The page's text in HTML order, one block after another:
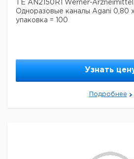
TE AN2150R1 Werner-
Одноразовые каналы Agani 0,80
упаковка = 100
Узнать
Подробнее